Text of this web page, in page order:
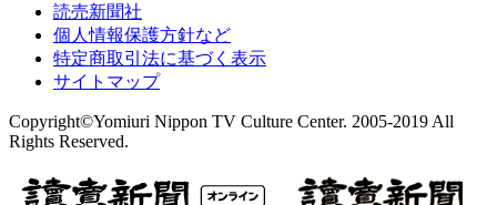
読売新聞社
個人情報保護方針など
特定商取引法に基づく表示
サイトマップ
Copyright©Yomiuri Nippon TV Culture Center. 2005-2019 All
Rights Reserved.